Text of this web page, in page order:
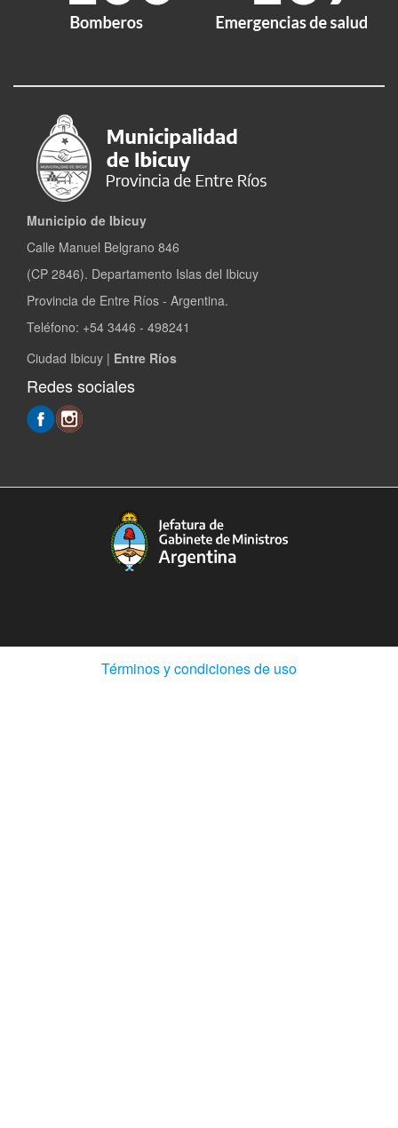
Municipio de Ibicuy
Calle Manuel Belgrano 846
(CP 2846). Departamento Islas del Ibicuy
Provincia de Entre Ríos - Argentina.
Teléfono: +54 3446 - 498241
Ciudad Ibicuy | Entre Ríos
Redes sociales
Términos y condiciones de uso(Abre